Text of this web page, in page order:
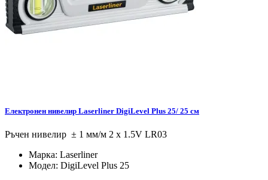
Електронен нивелир Laserliner DigiLevel Plus 25/ 25 см
Ръчен нивелир ± 1 мм/м 2 x 1.5V LR03
Марка: Laserliner
Модел: DigiLevel Plus 25